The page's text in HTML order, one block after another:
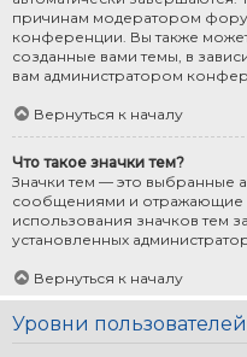
причинам модератором
конференции. Вы также
созданные вами темы, в
вам администратором
Вернуться к началу
Что такое значки тем?
Значки тем — это выбранные
сообщениями и отражающие
использования значков тем
установленных
Вернуться к началу
Уровни